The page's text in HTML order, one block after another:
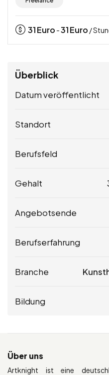
31Euro -31Euro /
Überblick
Datum veröffentlicht
Standort
Berufsfeld
Gehalt
Angebotsende
Berufserfahrung
Branche
Bildung
Über uns
Artknight ist eine